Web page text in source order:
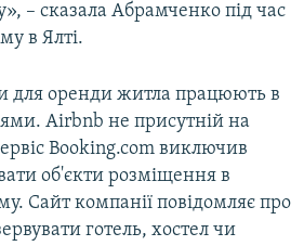
– сказала Абрамченко під час
в Ялті.
для оренди житла працюють в
Airbnb не присутній на
Booking.com виключив
об'єкти розміщення в
Сайт компанії повідомляє про
готель, хостел чи